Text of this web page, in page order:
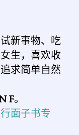
新事物、吃
生，喜欢收
求简单自然
F。
面子书专